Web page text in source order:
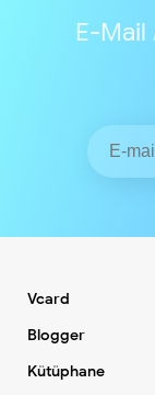
E-Mail
Vcard
Blogger
Kütüphane